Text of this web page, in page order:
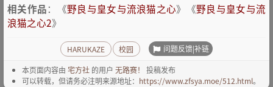
相关作品：《野良与皇女与流浪猫之心》《野良与皇女与流
浪猫之心2》
HARUKAZE 校园 问题反馈|补链
本页面内容由 宅方社 的用户 无路赛！
投稿发布
可以转载，但请务必注明来源地址： https://www.zfsya.moe/512.html。